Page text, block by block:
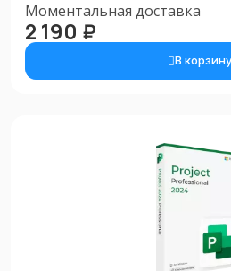
Моментальная доставка
2 190 ₽
В корзину